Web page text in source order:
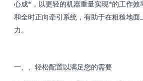
心成*，以更轻的机器重量实现*的工作效
和全时正向牵引系统，有助于在粗糙地面
力。
一、、轻松配置以满足您的需要